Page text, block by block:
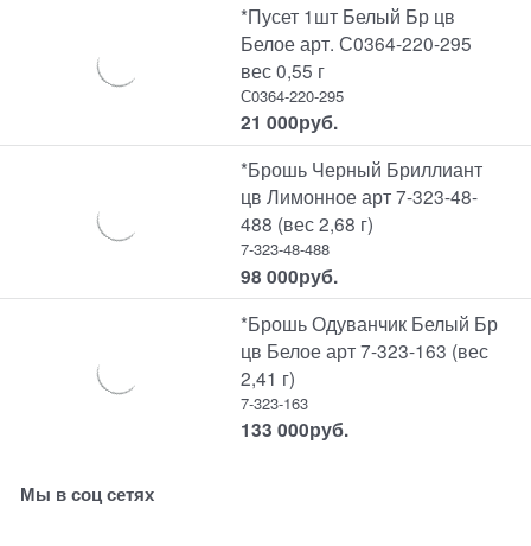
*Пусет 1шт Белый Бр цв
Белое арт. С0364-220-295
вес 0,55 г
С0364-220-295
21 000руб.
*Брошь Черный Бриллиант
цв Лимонное арт 7-323-48-
488 (вес 2,68 г)
7-323-48-488
98 000руб.
*Брошь Одуванчик Белый Бр
цв Белое арт 7-323-163 (вес
2,41 г)
7-323-163
133 000руб.
Мы в соц сетях